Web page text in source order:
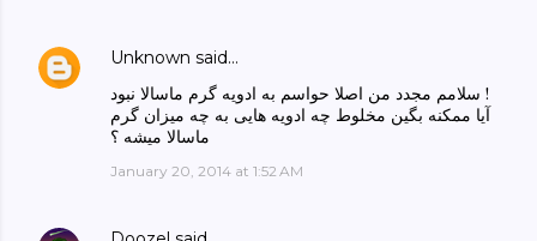
Unknown said…
سلامم مجدد من اصلا حواسم به ادویه گرم ماسالا نبود !
آیا ممکنه بگین مخلوط چه ادویه هایی به چه میزان گرم
ماسالا میشه ؟
January 20, 2014 at 1:52 AM